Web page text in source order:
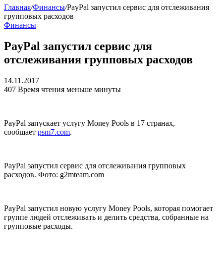
Главная/Финансы/PayPal запустил сервис для отслеживания
групповых расходов
Финансы
PayPal запустил сервис для
отслеживания групповых расходов
14.11.2017
407 Время чтения меньше минуты
PayPal запускает услугу Money Pools в 17 странах,
сообщает psm7.com.
PayPal запустил сервис для отслеживания групповых
расходов. Фото: g2mteam.com
PayPal запустил новую услугу Money Pools, которая помогает
группе людей отслеживать и делить средства, собранные на
групповые расходы.